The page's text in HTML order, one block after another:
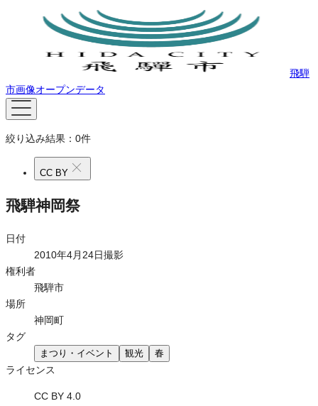
飛騨
市画像オープンデータ
絞り込み結果： 0件
CC BY
飛騨神岡祭
日付
2010年4月24日撮影
権利者
飛騨市
場所
神岡町
タグ
まつり・イベント 観光 春
ライセンス
CC BY 4.0